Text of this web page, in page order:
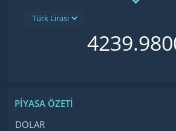
PIYASA ÖZETI
İsim, Kod
DOLAR